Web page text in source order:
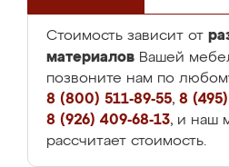
Стоимость зависит от
материалов Вашей
позвоните нам по
8 (800) 511-89-55, 8
8 (926) 409-68-13, и наш
рассчитает стоимость.